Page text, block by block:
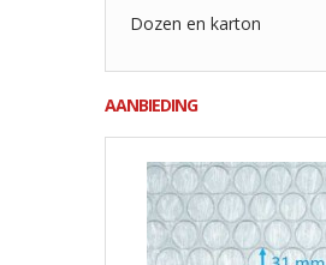
Dozen en karton
AANBIEDING